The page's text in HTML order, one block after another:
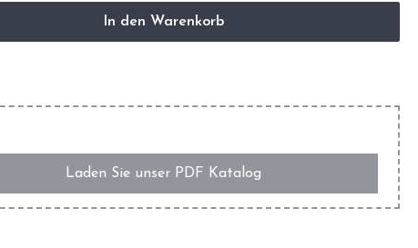
In den Warenkorb
Laden Sie unser PDF Katalog